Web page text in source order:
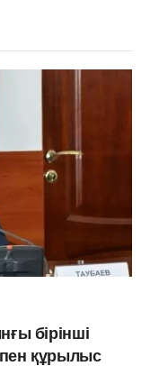
бірінші
құрылыс